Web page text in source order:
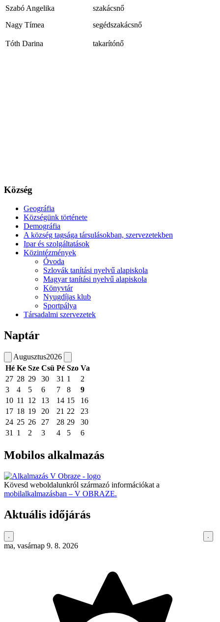
Szabó Angelika
Nagy Tímea
szakácsnő
segédszakácsnő
Tóth Darina takarítónő
Község
Geográfia
Községünk története
Demográfia
A község tagsága társulásokban, szervezetekben
Ipar és szolgáltatások
Közintézmények
Óvoda
Szlovák tanítási nyelvű alapiskola
Magyar tanítási nyelvű alapiskola
Könyvtár
Nyugdíjas klub
Sportpálya
Társadalmi szervezetek
Naptár
Augusztus2026
Hé Ke Sze Csü Pé Szo Va
27 28 29 30 31 1
2
3
4 5 6 7 8
9
10 11 12 13 14 15
16
17 18 19 20 21 22
23
24 25 26 27 28 29
30
31
1 2 3 4 5 6
Mobilos alkalmazás
Kövesd weboldalunkról származó információkat a
mobilalkalmazásban – V OBRAZE.
Aktuális időjárás
ma, vasárnap 9. 8. 2026